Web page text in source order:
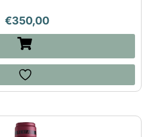
€350,00